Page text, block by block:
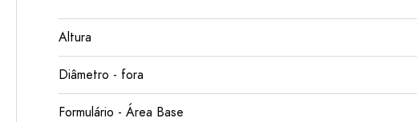
Altura
Diâmetro - fora
Formulário - Área Base